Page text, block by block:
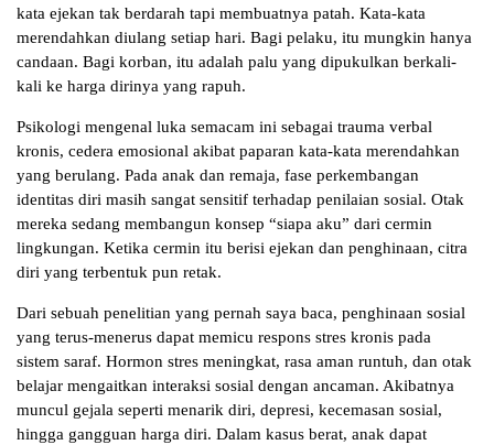
kata ejekan tak berdarah tapi membuatnya patah. Kata-kata
merendahkan diulang setiap hari. Bagi pelaku, itu mungkin hanya
candaan. Bagi korban, itu adalah palu yang dipukulkan berkali-
kali ke harga dirinya yang rapuh.
Psikologi mengenal luka semacam ini sebagai trauma verbal
kronis, cedera emosional akibat paparan kata-kata merendahkan
yang berulang. Pada anak dan remaja, fase perkembangan
identitas diri masih sangat sensitif terhadap penilaian sosial. Otak
mereka sedang membangun konsep “siapa aku” dari cermin
lingkungan. Ketika cermin itu berisi ejekan dan penghinaan, citra
diri yang terbentuk pun retak.
Dari sebuah penelitian yang pernah saya baca, penghinaan sosial
yang terus-menerus dapat memicu respons stres kronis pada
sistem saraf. Hormon stres meningkat, rasa aman runtuh, dan otak
belajar mengaitkan interaksi sosial dengan ancaman. Akibatnya
muncul gejala seperti menarik diri, depresi, kecemasan sosial,
hingga gangguan harga diri. Dalam kasus berat, anak dapat